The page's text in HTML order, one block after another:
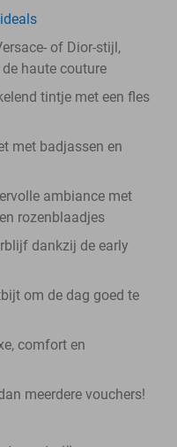
of Dior-stijl,
haute couture
tintje met een fles
met badjassen en
ambiance met
rozenblaadjes
dankzij de early
om de dag goed te
comfort en
meerdere vouchers!